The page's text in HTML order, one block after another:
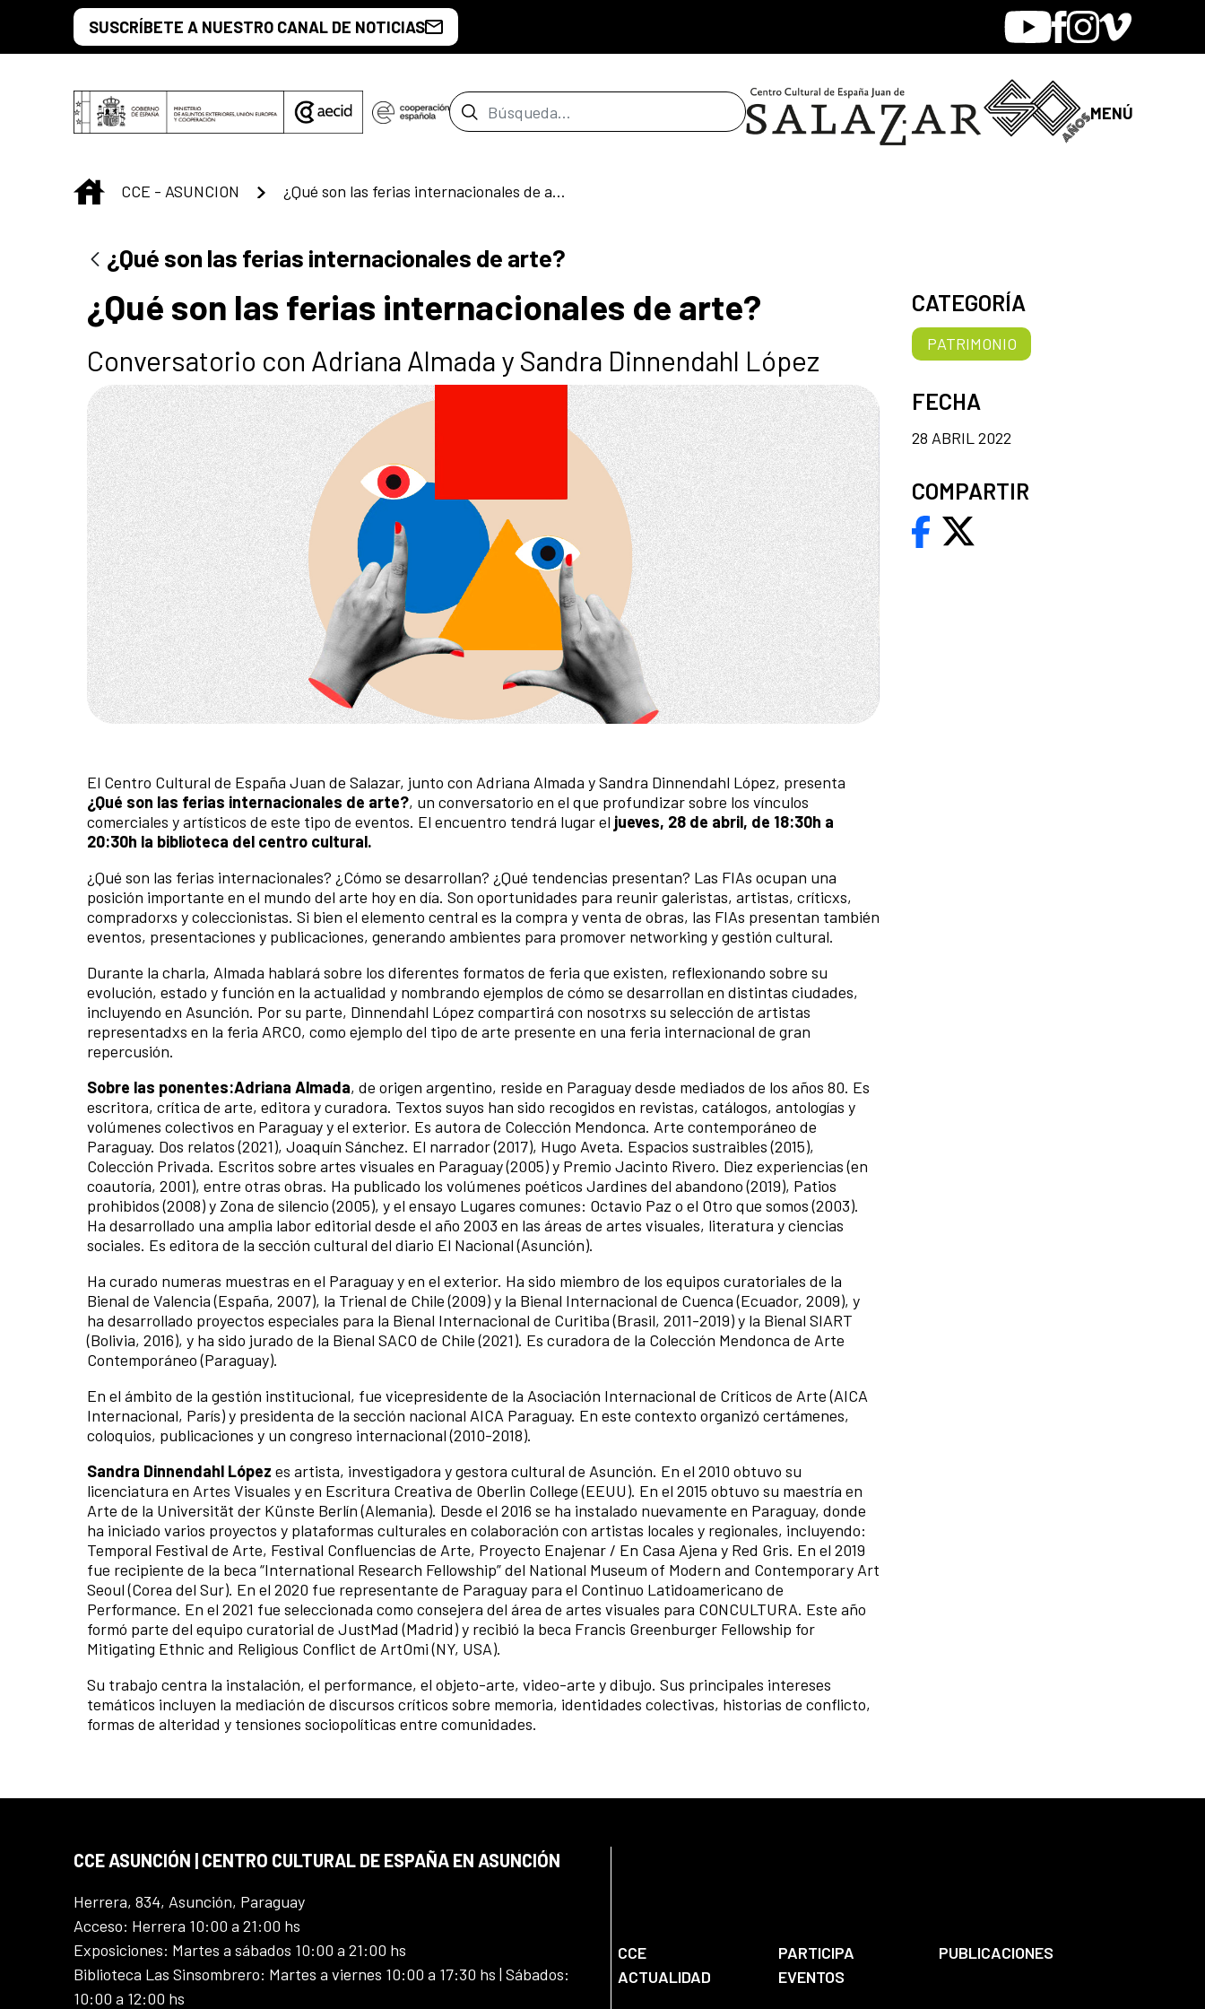
Saltar al contenido principal
SUSCRÍBETE A NUESTRO CANAL DE NOTICIAS YoutubeFacebook
Instagram
Vimeo
Barra de búsqueda MENÚ
INICIO
CCE - ASUNCION ¿Qué son las ferias internacionales de arte?
¿Qué son las ferias internacionales de arte?
¿Qué son las ferias internacionales de arte?
Conversatorio con Adriana Almada y Sandra Dinnendahl López
El Centro Cultural de España Juan de Salazar, junto con Adriana Almada y Sandra Dinnendahl López, presenta
¿Qué son las ferias internacionales de arte?, un conversatorio en el que profundizar sobre los vínculos
comerciales y artísticos de este tipo de eventos. El encuentro tendrá lugar el jueves, 28 de abril, de 18:30h a
20:30h la biblioteca del centro cultural.
¿Qué son las ferias internacionales? ¿Cómo se desarrollan? ¿Qué tendencias presentan? Las FIAs ocupan una
posición importante en el mundo del arte hoy en día. Son oportunidades para reunir galeristas, artistas, críticxs,
compradorxs y coleccionistas. Si bien el elemento central es la compra y venta de obras, las FIAs presentan también
eventos, presentaciones y publicaciones, generando ambientes para promover networking y gestión cultural.
Durante la charla, Almada hablará sobre los diferentes formatos de feria que existen, reflexionando sobre su
evolución, estado y función en la actualidad y nombrando ejemplos de cómo se desarrollan en distintas ciudades,
incluyendo en Asunción. Por su parte, Dinnendahl López compartirá con nosotrxs su selección de artistas
representadxs en la feria ARCO, como ejemplo del tipo de arte presente en una feria internacional de gran
repercusión.
Sobre las ponentes:Adriana Almada, de origen argentino, reside en Paraguay desde mediados de los años 80. Es
escritora, crítica de arte, editora y curadora. Textos suyos han sido recogidos en revistas, catálogos, antologías y
volúmenes colectivos en Paraguay y el exterior. Es autora de Colección Mendonca. Arte contemporáneo de
Paraguay. Dos relatos (2021), Joaquín Sánchez. El narrador (2017), Hugo Aveta. Espacios sustraibles (2015),
Colección Privada. Escritos sobre artes visuales en Paraguay (2005) y Premio Jacinto Rivero. Diez experiencias (en
coautoría, 2001), entre otras obras. Ha publicado los volúmenes poéticos Jardines del abandono (2019), Patios
prohibidos (2008) y Zona de silencio (2005), y el ensayo Lugares comunes: Octavio Paz o el Otro que somos (2003).
Ha desarrollado una amplia labor editorial desde el año 2003 en las áreas de artes visuales, literatura y ciencias
sociales. Es editora de la sección cultural del diario El Nacional (Asunción).
Ha curado numeras muestras en el Paraguay y en el exterior. Ha sido miembro de los equipos curatoriales de la
Bienal de Valencia (España, 2007), la Trienal de Chile (2009) y la Bienal Internacional de Cuenca (Ecuador, 2009), y
ha desarrollado proyectos especiales para la Bienal Internacional de Curitiba (Brasil, 2011-2019) y la Bienal SIART
(Bolivia, 2016), y ha sido jurado de la Bienal SACO de Chile (2021). Es curadora de la Colección Mendonca de Arte
Contemporáneo (Paraguay).
En el ámbito de la gestión institucional, fue vicepresidente de la Asociación Internacional de Críticos de Arte (AICA
Internacional, París) y presidenta de la sección nacional AICA Paraguay. En este contexto organizó certámenes,
coloquios, publicaciones y un congreso internacional (2010-2018).
Sandra Dinnendahl López es artista, investigadora y gestora cultural de Asunción. En el 2010 obtuvo su
licenciatura en Artes Visuales y en Escritura Creativa de Oberlin College (EEUU). En el 2015 obtuvo su maestría en
Arte de la Universität der Künste Berlín (Alemania). Desde el 2016 se ha instalado nuevamente en Paraguay, donde
ha iniciado varios proyectos y plataformas culturales en colaboración con artistas locales y regionales, incluyendo:
Temporal Festival de Arte, Festival Confluencias de Arte, Proyecto Enajenar / En Casa Ajena y Red Gris. En el 2019
fue recipiente de la beca “International Research Fellowship” del National Museum of Modern and Contemporary Art
Seoul (Corea del Sur). En el 2020 fue representante de Paraguay para el Continuo Latidoamericano de
Performance. En el 2021 fue seleccionada como consejera del área de artes visuales para CONCULTURA. Este año
formó parte del equipo curatorial de JustMad (Madrid) y recibió la beca Francis Greenburger Fellowship for
Mitigating Ethnic and Religious Conflict de ArtOmi (NY, USA).
Su trabajo centra la instalación, el performance, el objeto-arte, video-arte y dibujo. Sus principales intereses
temáticos incluyen la mediación de discursos críticos sobre memoria, identidades colectivas, historias de conflicto,
formas de alteridad y tensiones sociopolíticas entre comunidades.
CATEGORÍA
PATRIMONIO
FECHA
28 ABRIL 2022
COMPARTIR
CCE ASUNCIÓN | CENTRO CULTURAL DE ESPAÑA EN ASUNCIÓN
Herrera, 834, Asunción, Paraguay
Acceso: Herrera 10:00 a 21:00 hs
Exposiciones: Martes a sábados 10:00 a 21:00 hs
Biblioteca Las Sinsombrero: Martes a viernes 10:00 a 17:30 hs | Sábados:
10:00 a 12:00 hs
CCE PARTICIPA
PUBLICACIONES
ACTUALIDAD
EVENTOS